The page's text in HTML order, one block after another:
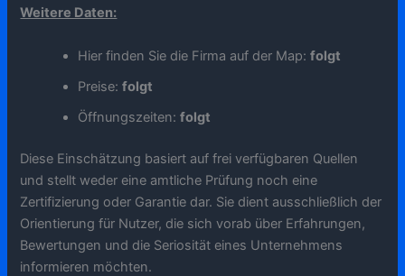
Weitere Daten:
Hier finden Sie die Firma auf der Map:folgt
Preise:folgt
Öffnungszeiten:folgt
Diese Einschätzung basiert auf frei verfügbaren Quellen
und stellt weder eine amtliche Prüfung noch eine
Zertifizierung oder Garantie dar. Sie dient ausschließlich der
Orientierung für Nutzer, die sich vorab über Erfahrungen,
Bewertungen und die Seriosität eines Unternehmens
informieren möchten.